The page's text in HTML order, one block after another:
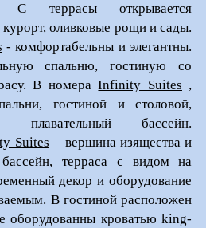
С террасы открывается
оливковые рощи и сады.
- комфортабельны и элегантны.
спальню, гостиную со
В номераInfinity Suites ,
гостиной и столовой,
плавательный бассейн.
Suites – вершина изящества и
терраса с видом на
декор и оборудование
В гостиной расположен
оборудованны кроватью king-